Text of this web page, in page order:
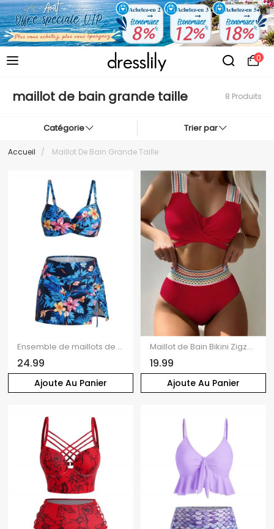
0
maillot de bain grande taille 8 Produits
Catégorie Trier par
Accueil / Maillot De Bain Grande Taille
Ajoute Au Panier
Ensemble de maillots de bain tankini de vacances à imprimé floral hawaïen hibiscus et feuilles, jupe torsadée et froncée
24.99
Ajoute Au Panier
Maillot de Bain Bikini Zigzag Découpé Arc-en-ciel à Taille Haute Deux Pièces
19.99